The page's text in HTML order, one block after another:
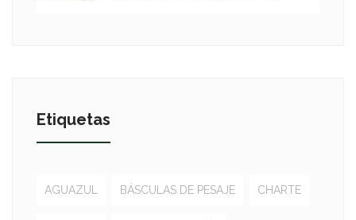
Etiquetas
AGUAZUL BÁSCULAS DE PESAJE CHARTE